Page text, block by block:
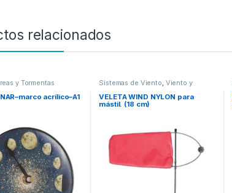
relacionados
y Tormentas
acrílico–A1
Sistemas de Viento, Viento y
Viento-Mareas y
Tormentas
VELETA WIND NYLON para
mástil. (18 cm)